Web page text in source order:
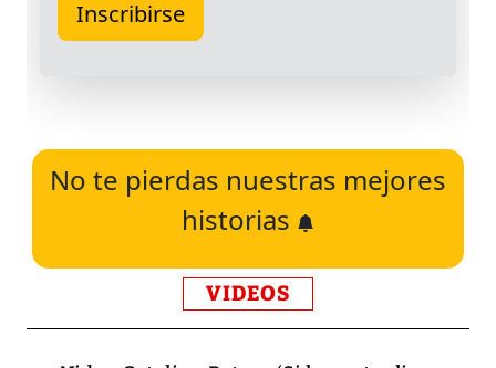
No te pierdas nuestras mejores
historias
VIDEOS